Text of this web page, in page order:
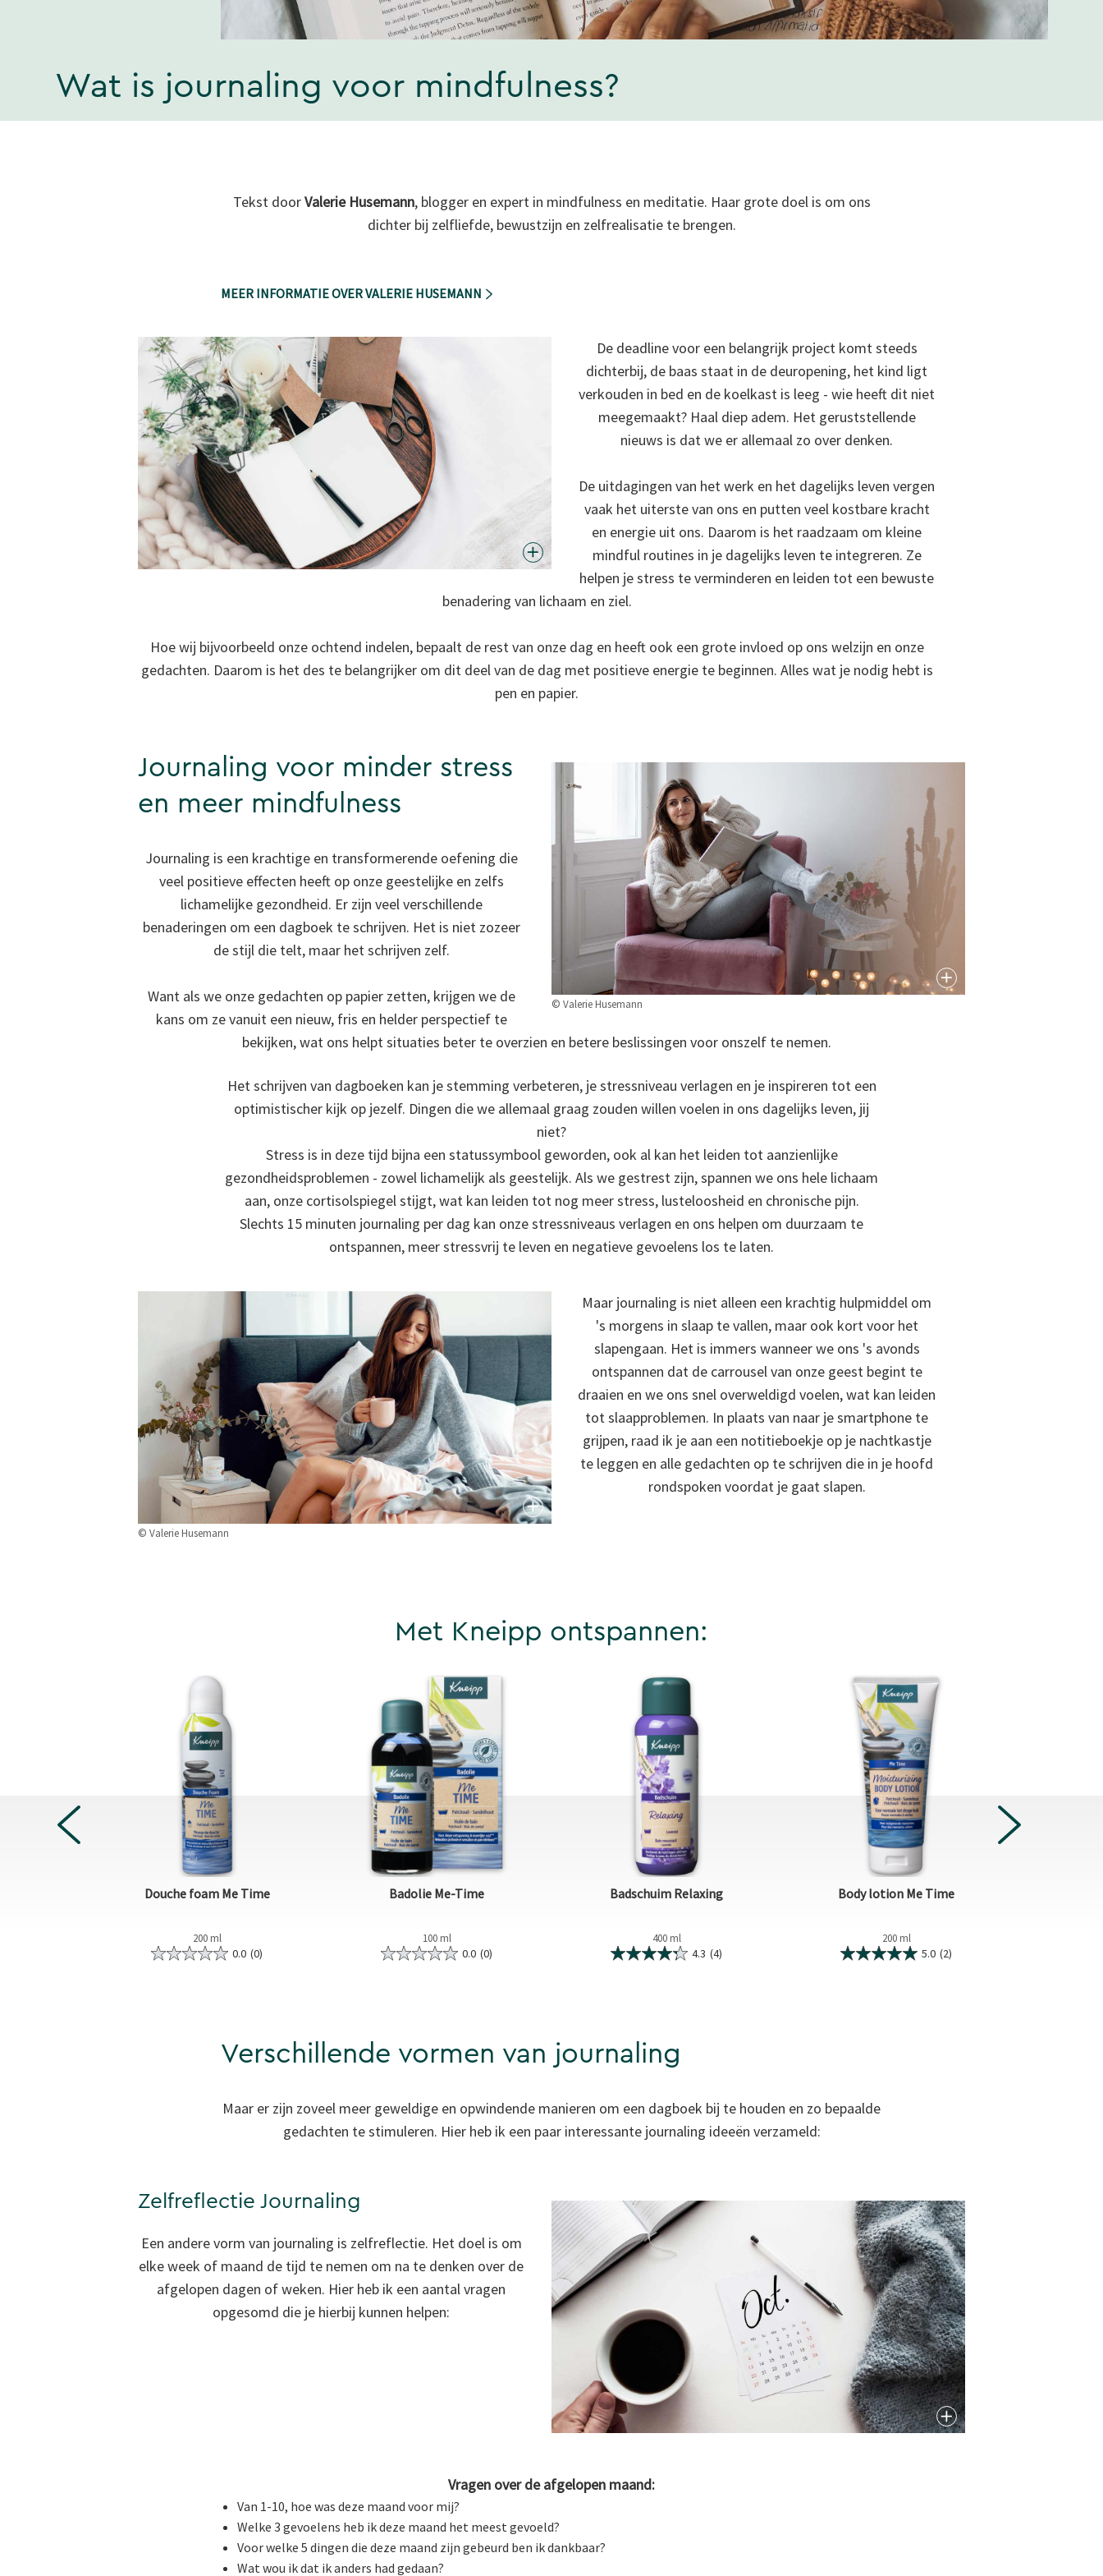
Wat is journaling voor mindfulness?
Tekst doorValerie Husemann, blogger en expert in mindfulness en meditatie. Haar grote doel is om ons
dichter bij zelfliefde, bewustzijn en zelfrealisatie te brengen.
MEER INFORMATIE OVER VALERIE HUSEMANN
De deadline voor een belangrijk project komt steeds
dichterbij, de baas staat in de deuropening, het kind ligt
verkouden in bed en de koelkast is leeg - wie heeft dit niet
meegemaakt? Haal diep adem. Het geruststellende
nieuws is dat we er allemaal zo over denken.
De uitdagingen van het werk en het dagelijks leven vergen
vaak het uiterste van ons en putten veel kostbare kracht
en energie uit ons. Daarom is het raadzaam om kleine
mindful routines in je dagelijks leven te integreren. Ze
helpen je stress te verminderen en leiden tot een bewuste
benadering van lichaam en ziel.
Hoe wij bijvoorbeeld onze ochtend indelen, bepaalt de rest van onze dag en heeft ook een grote invloed op ons welzijn en onze
gedachten. Daarom is het des te belangrijker om dit deel van de dag met positieve energie te beginnen. Alles wat je nodig hebt is
pen en papier.
© Valerie Husemann
Journaling voor minder stress
en meer mindfulness
Journaling is een krachtige en transformerende oefening die
veel positieve effecten heeft op onze geestelijke en zelfs
lichamelijke gezondheid. Er zijn veel verschillende
benaderingen om een dagboek te schrijven. Het is niet zozeer
de stijl die telt, maar het schrijven zelf.
Want als we onze gedachten op papier zetten, krijgen we de
kans om ze vanuit een nieuw, fris en helder perspectief te
bekijken, wat ons helpt situaties beter te overzien en betere beslissingen voor onszelf te nemen.
Het schrijven van dagboeken kan je stemming verbeteren, je stressniveau verlagen en je inspireren tot een
optimistischer kijk op jezelf. Dingen die we allemaal graag zouden willen voelen in ons dagelijks leven, jij
niet?
Stress is in deze tijd bijna een statussymbool geworden, ook al kan het leiden tot aanzienlijke
gezondheidsproblemen - zowel lichamelijk als geestelijk. Als we gestrest zijn, spannen we ons hele lichaam
aan, onze cortisolspiegel stijgt, wat kan leiden tot nog meer stress, lusteloosheid en chronische pijn.
Slechts 15 minuten journaling per dag kan onze stressniveaus verlagen en ons helpen om duurzaam te
ontspannen, meer stressvrij te leven en negatieve gevoelens los te laten.
© Valerie Husemann
Maar journaling is niet alleen een krachtig hulpmiddel om
's morgens in slaap te vallen, maar ook kort voor het
slapengaan. Het is immers wanneer we ons 's avonds
ontspannen dat de carrousel van onze geest begint te
draaien en we ons snel overweldigd voelen, wat kan leiden
tot slaapproblemen. In plaats van naar je smartphone te
grijpen, raad ik je aan een notitieboekje op je nachtkastje
te leggen en alle gedachten op te schrijven die in je hoofd
rondspoken voordat je gaat slapen.
Met Kneipp ontspannen:
Douche foam Me Time
200 ml
0.0 (0)
Badolie Me-Time
100 ml
0.0 (0)
Badschuim Relaxing
400 ml
4.3 (4)
Body lotion Me Time
200 ml
5.0 (2)
PREVIOUS NEXT
Verschillende vormen van journaling
Maar er zijn zoveel meer geweldige en opwindende manieren om een dagboek bij te houden en zo bepaalde
gedachten te stimuleren. Hier heb ik een paar interessante journaling ideeën verzameld:
Zelfreflectie Journaling
Een andere vorm van journaling is zelfreflectie. Het doel is om
elke week of maand de tijd te nemen om na te denken over de
afgelopen dagen of weken. Hier heb ik een aantal vragen
opgesomd die je hierbij kunnen helpen:
Vragen over de afgelopen maand:
Van 1-10, hoe was deze maand voor mij?
Welke 3 gevoelens heb ik deze maand het meest gevoeld?
Voor welke 5 dingen die deze maand zijn gebeurd ben ik dankbaar?
Wat wou ik dat ik anders had gedaan?